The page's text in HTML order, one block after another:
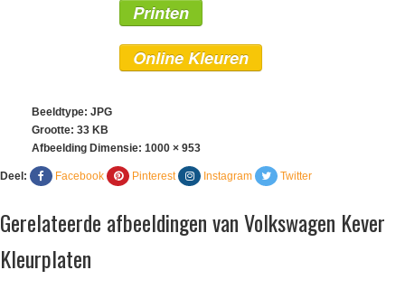
Printen
Online Kleuren
Beeldtype: JPG
Grootte: 33 KB
Afbeelding Dimensie: 1000 × 953
Deel: Facebook Pinterest Instagram Twitter
Gerelateerde afbeeldingen van Volkswagen Kever
Kleurplaten